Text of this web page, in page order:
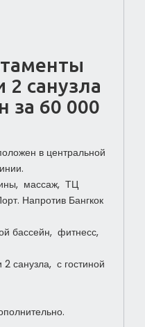
2 санузла
за 60 000
в центральной
массаж, ТЦ
Напротив Бангкок
бассейн, фитнесс,
санузла, с гостиной